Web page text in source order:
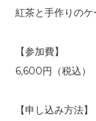
紅茶と手作りのケ
【参加費】
6,600円（税込）
【申し込み方法】